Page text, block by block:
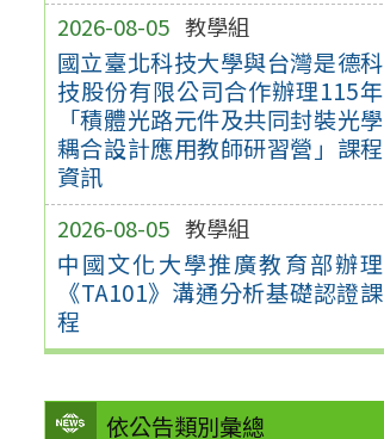
2026-08-05 教學組
國立臺北科技大學與台灣是德科
技股份有限公司合作辦理115年
「積體光路元件及共同封裝光學
耦合設計應用教師研習營」課程
資訊
2026-08-05 教學組
中國文化大學推廣教育部辦理
《TA101》溝通分析基礎認證課
程
依公告類別彙總